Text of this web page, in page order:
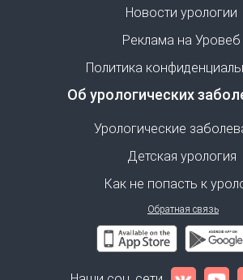
Новости урологии
Реклама на Уровеб
Политика
Об урологических
Урологические
Детская урология
Как не попасть к
Обратная связь